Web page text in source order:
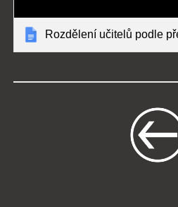
Rozdělení učitelů podle